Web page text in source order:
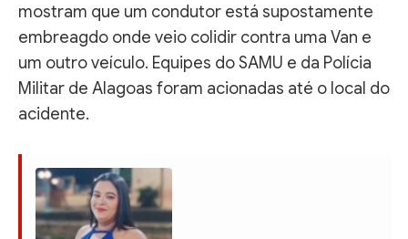
mostram que um condutor está supostamente
embreagdo onde veio colidir contra uma Van e
um outro veículo. Equipes do SAMU e da Polícia
Militar de Alagoas foram acionadas até o local do
acidente.